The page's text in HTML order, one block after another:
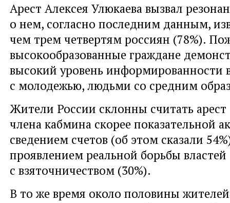
Арест Алексея Улюкаева вызвал
о нем, согласно последним данным,
чем трем четвертям россиян (78%).
высокообразованные граждане
высокий уровень информированности
с молодежью, людьми со средним
Жители России склонны считать арест
члена кабмина скорее показательной
сведением счетов (об этом сказали
проявлением реальной борьбы властей
с взяточничеством (30%).
В то же время около половины